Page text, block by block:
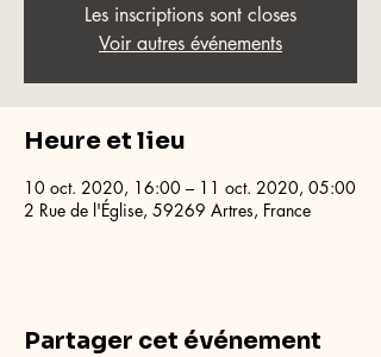
Les inscriptions sont closes
Voir autres événements
Heure et lieu
10 oct. 2020, 16:00 – 11 oct. 2020, 05:00
2 Rue de l'Église, 59269 Artres, France
Partager cet événement